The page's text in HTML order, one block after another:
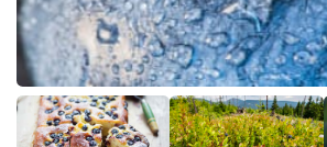
Časopis
Sledujte prima+